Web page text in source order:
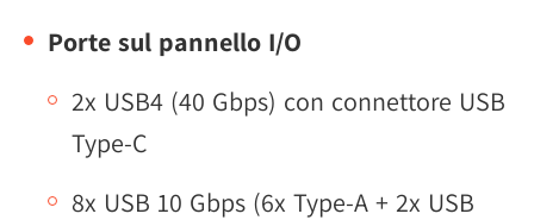
Porte sul pannello I/O
2x USB4 (40 Gbps) con connettore USB
Type-C
8x USB 10 Gbps (6x Type-A + 2x USB